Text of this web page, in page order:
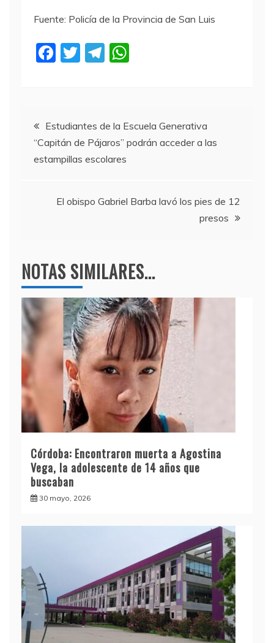
Fuente: Policía de la Provincia de San Luis
F
b
o
o
T
T
a
m
A
p
Navegación
de
Estudiantes de la Escuela Generativa
“Capitán de Pájaros” podrán acceder a las
estampillas escolares
El obispo Gabriel Barba lavó los pies de 12
presos
NOTAS SIMILARES...
Córdoba: Encontraron muerta a Agostina
Vega, la adolescente de 14 años que
buscaban
30 mayo, 2026